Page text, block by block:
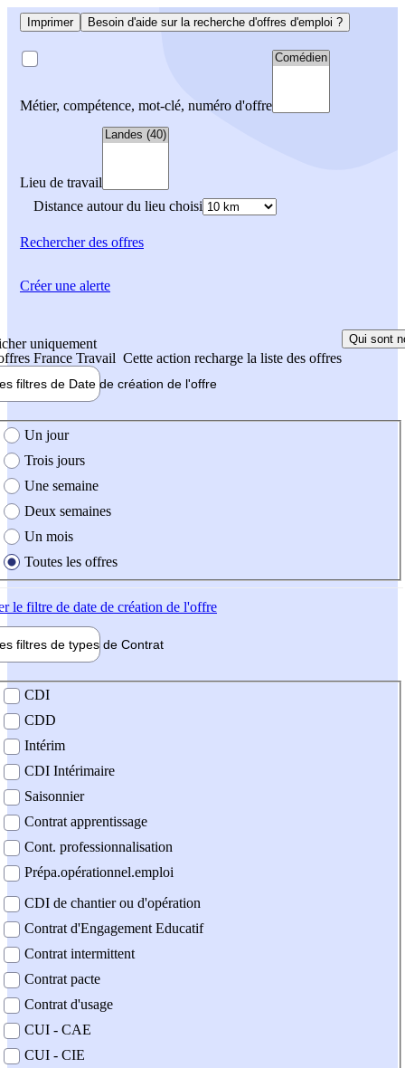
Imprimer Besoin d'aide sur la recherche d'offres d'emploi ?
Métier, compétence, mot-clé, numéro d'offre
Lieu de travail
Distance autour du lieu choisi
Rechercherdes offres
uniquement
France Travail Cette action recharge la liste des offres
Qui sont
filtres de Date de création de l'offre
création de l'offre
Un jour
Trois jours
Une semaine
Deux semaines
Un mois
Toutes les offres
le filtre de date de création de l'offre
filtres de types de Contrat
contrat
CDI
CDD
Intérim
CDI Intérimaire
Saisonnier
Contrat apprentissage
Cont. professionnalisation
Prépa.opérationnel.emploi
CDI de chantier ou d'opération
Contrat d'Engagement Educatif
Contrat intermittent
Contrat pacte
Contrat d'usage
CUI - CAE
CUI - CIE
Créer une alerte